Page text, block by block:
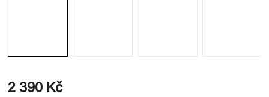
2 390 Kč